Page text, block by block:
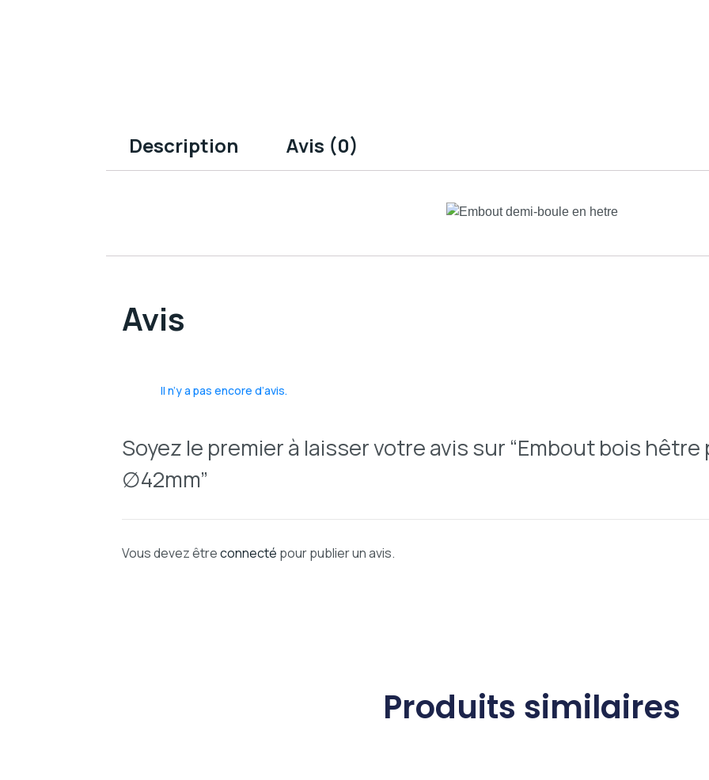
Description Avis (0)
Avis
Il n’y a pas encore d’avis.
Soyez le premier à laisser votre avis sur “Embout bois
∅42mm”
Vous devez êtreconnecté pour publier un avis.
Produits similaires